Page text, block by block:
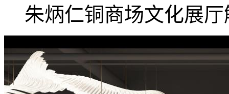
朱炳仁铜商场文化展厅